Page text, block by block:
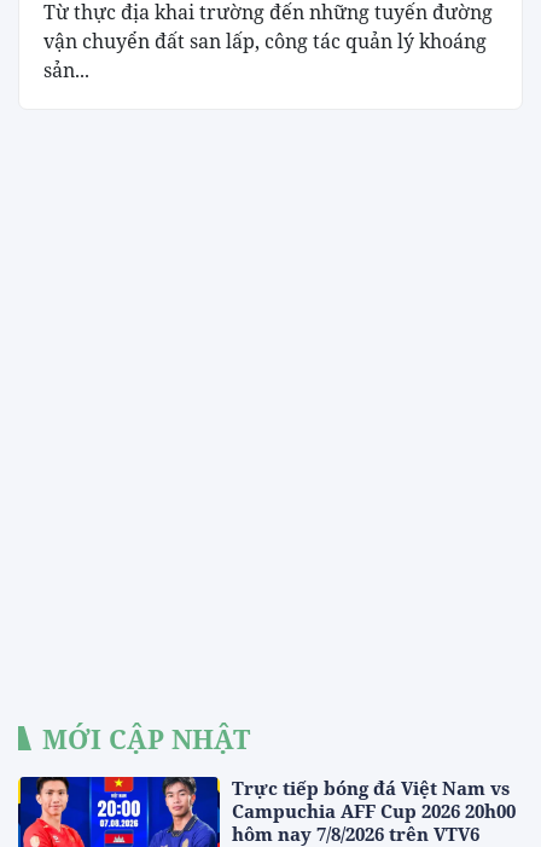
Từ thực địa khai trường đến những tuyến đường
vận chuyển đất san lấp, công tác quản lý khoáng
sản...
MỚI CẬP NHẬT
Trực tiếp bóng đá Việt Nam vs
Campuchia AFF Cup 2026 20h00
hôm nay 7/8/2026 trên VTV6